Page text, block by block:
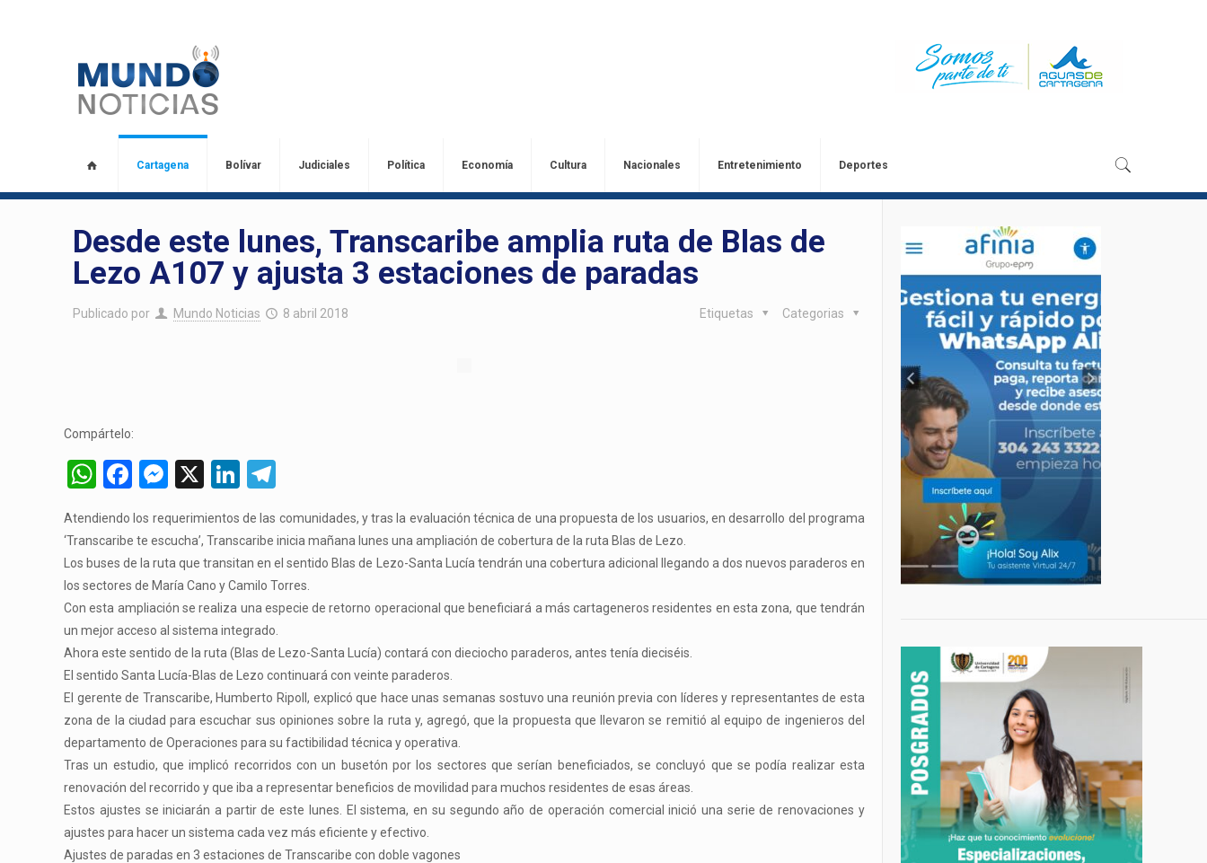
Cartagena Bolívar Judiciales Política Economía Cultura Nacionales Entretenimiento Deportes
Desde este lunes, Transcaribe amplia ruta de Blas de
Lezo A107 y ajusta 3 estaciones de paradas
Publicado por Mundo Noticias 8 abril 2018 Categorias
Etiquetas
Compártelo:
WhatsApp
Facebook
Messenger
X LinkedIn
Atendiendo los requerimientos de las comunidades, y tras la evaluación técnica de una propuesta de los usuarios, en desarrollo del programa
‘Transcaribe te escucha’, Transcaribe inicia mañana lunes una ampliación de cobertura de la ruta Blas de Lezo.
Los buses de la ruta que transitan en el sentido Blas de Lezo-Santa Lucía tendrán una cobertura adicional llegando a dos nuevos paraderos en
los sectores de María Cano y Camilo Torres.
Con esta ampliación se realiza una especie de retorno operacional que beneficiará a más cartageneros residentes en esta zona, que tendrán
un mejor acceso al sistema integrado.
Ahora este sentido de la ruta (Blas de Lezo-Santa Lucía) contará con dieciocho paraderos, antes tenía dieciséis.
El sentido Santa Lucía-Blas de Lezo continuará con veinte paraderos.
El gerente de Transcaribe, Humberto Ripoll, explicó que hace unas semanas sostuvo una reunión previa con líderes y representantes de esta
zona de la ciudad para escuchar sus opiniones sobre la ruta y, agregó, que la propuesta que llevaron se remitió al equipo de ingenieros del
departamento de Operaciones para su factibilidad técnica y operativa.
Tras un estudio, que implicó recorridos con un busetón por los sectores que serían beneficiados, se concluyó que se podía realizar esta
renovación del recorrido y que iba a representar beneficios de movilidad para muchos residentes de esas áreas.
Estos ajustes se iniciarán a partir de este lunes. El sistema, en su segundo año de operación comercial inició una serie de renovaciones y
ajustes para hacer un sistema cada vez más eficiente y efectivo.
Ajustes de paradas en 3 estaciones de Transcaribe con doble vagones